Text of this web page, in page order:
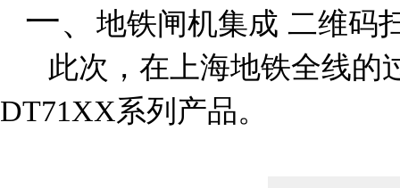
一、 地铁闸机集成 二维码
此次，在上海地铁全线的
DT71XX系列产品。